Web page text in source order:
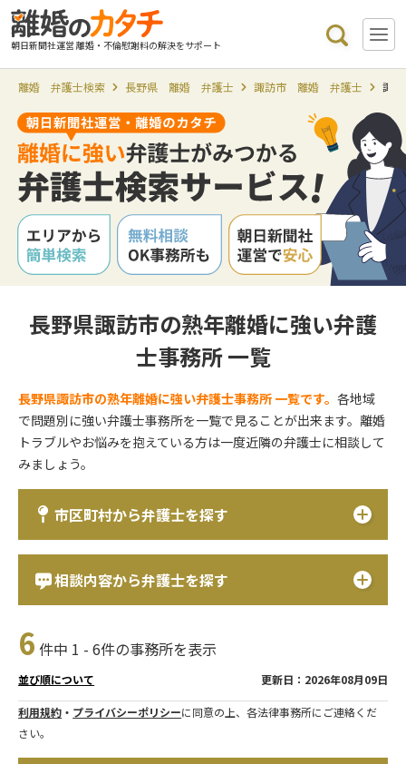
朝日新聞社運営 離婚・不倫慰謝料の解決をサポート
離婚 弁護士検索 長野県 離婚 弁護士 諏訪市 離婚 弁護士 諏
長野県諏訪市の熟年離婚に強い弁護
士事務所 一覧
長野県諏訪市の熟年離婚に強い弁護士事務所 一覧です。各地域
で問題別に強い弁護士事務所を一覧で見ることが出来ます。離婚
トラブルやお悩みを抱えている方は一度近隣の弁護士に相談して
みましょう。
市区町村から弁護士を探す
相談内容から弁護士を探す
6 件中 1 - 6件の事務所を表示
並び順について 更新日：2026年08月09日
利用規約 ・ プライバシーポリシーに同意の上、各法律事務所にご連絡くだ
さい。